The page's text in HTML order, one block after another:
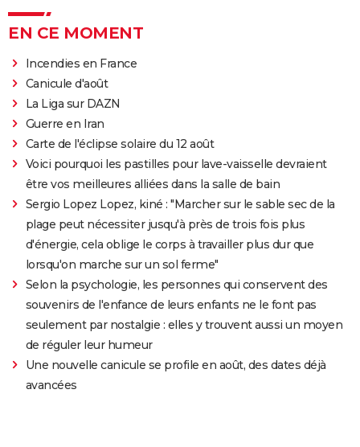
EN CE MOMENT
Incendies en France
Canicule d'août
La Liga sur DAZN
Guerre en Iran
Carte de l'éclipse solaire du 12 août
Voici pourquoi les pastilles pour lave-vaisselle devraient
être vos meilleures alliées dans la salle de bain
Sergio Lopez Lopez, kiné : "Marcher sur le sable sec de la
plage peut nécessiter jusqu'à près de trois fois plus
d'énergie, cela oblige le corps à travailler plus dur que
lorsqu'on marche sur un sol ferme"
Selon la psychologie, les personnes qui conservent des
souvenirs de l'enfance de leurs enfants ne le font pas
seulement par nostalgie : elles y trouvent aussi un moyen
de réguler leur humeur
Une nouvelle canicule se profile en août, des dates déjà
avancées